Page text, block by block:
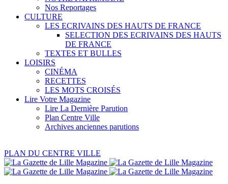
Nos Reportages
CULTURE
LES ECRIVAINS DES HAUTS DE FRANCE
SELECTION DES ECRIVAINS DES HAUTS
DE FRANCE
TEXTES ET BULLES
LOISIRS
CINÉMA
RECETTES
LES MOTS CROISÉS
Lire Votre Magazine
Lire La Dernière Parution
Plan Centre Ville
Archives anciennes parutions
PLAN DU CENTRE VILLE